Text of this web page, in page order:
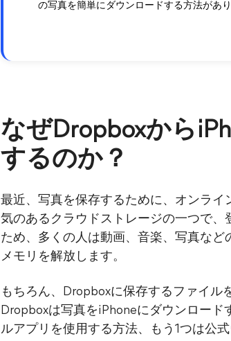
の写真を簡単にダウンロードする方法があ
なぜDropboxから
するのか？
最近、写真を保存するために、オンラ
気のあるクラウドストレージの一つで
ため、多くの人は動画、音楽、写真な
メモリを解放します。
もちろん、Dropboxに保存するファイル
Dropboxは写真をiPhoneにダウンロード
ルアプリを使用する方法、もう1つは公